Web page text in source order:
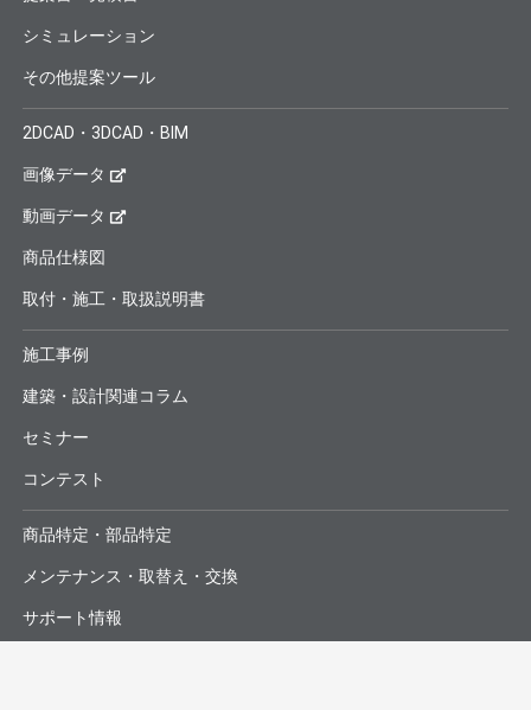
シミュレーション
その他提案ツール
2DCAD・3DCAD・BIM
画像データ
動画データ
商品仕様図
取付・施工・取扱説明書
施工事例
建築・設計関連コラム
セミナー
コンテスト
商品特定・部品特定
メンテナンス・取替え・交換
サポート情報